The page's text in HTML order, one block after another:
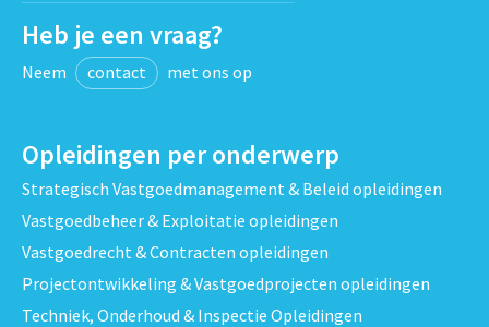
Heb je een vraag?
Neem contact met ons op
Opleidingen per onderwerp
Strategisch Vastgoedmanagement & Beleid opleidingen
Vastgoedbeheer & Exploitatie opleidingen
Vastgoedrecht & Contracten opleidingen
Projectontwikkeling & Vastgoedprojecten opleidingen
Techniek, Onderhoud & Inspectie Opleidingen